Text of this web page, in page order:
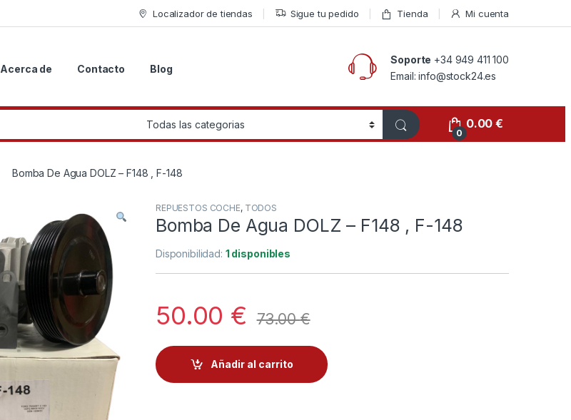
Localizador de tiendas Sigue tu pedido Tienda Mi cuenta
Acerca de Contacto Blog
Soporte +34 949 411 100
Email: info@stock24.es
0
0.00€
Bomba De Agua DOLZ – F148 , F-148
REPUESTOS COCHE, TODOS
Bomba De Agua DOLZ – F148 , F-148
Disponibilidad: 1 disponibles
50.00 € 73.00€
Añadir al carrito